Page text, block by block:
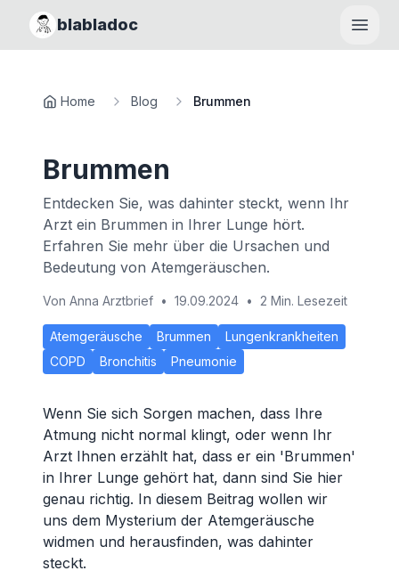
blabladoc
Home Blog Brummen
Brummen
Entdecken Sie, was dahinter steckt, wenn Ihr
Arzt ein Brummen in Ihrer Lunge hört.
Erfahren Sie mehr über die Ursachen und
Bedeutung von Atemgeräuschen.
Von Anna Arztbrief • 19.09.2024 • 2 Min. Lesezeit
Atemgeräusche Brummen
Lungenkrankheiten
COPD
Bronchitis Pneumonie
Wenn Sie sich Sorgen machen, dass Ihre
Atmung nicht normal klingt, oder wenn Ihr
Arzt Ihnen erzählt hat, dass er ein 'Brummen'
in Ihrer Lunge gehört hat, dann sind Sie hier
genau richtig. In diesem Beitrag wollen wir
uns dem Mysterium der Atemgeräusche
widmen und herausfinden, was dahinter
steckt.